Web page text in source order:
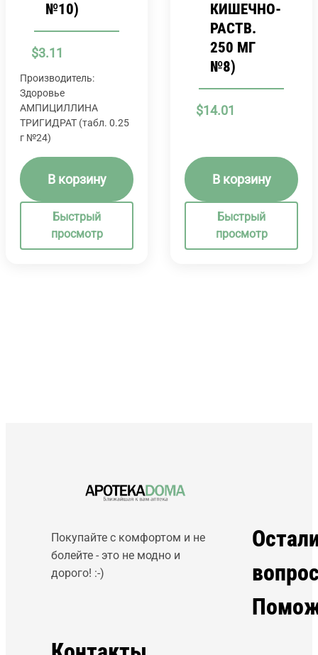
№10)
$3.11
Производитель:
Здоровье
АМПИЦИЛЛИНА
ТРИГИДРАТ (табл. 0.25
г №24)
В корзину
Быстрый
просмотр
КИШЕЧНО-
РАСТВ.
250 МГ
№8)
$14.01
В корзину
Быстрый
просмотр
Покупайте с комфортом и не
болейте - это не модно и
дорого! :-)